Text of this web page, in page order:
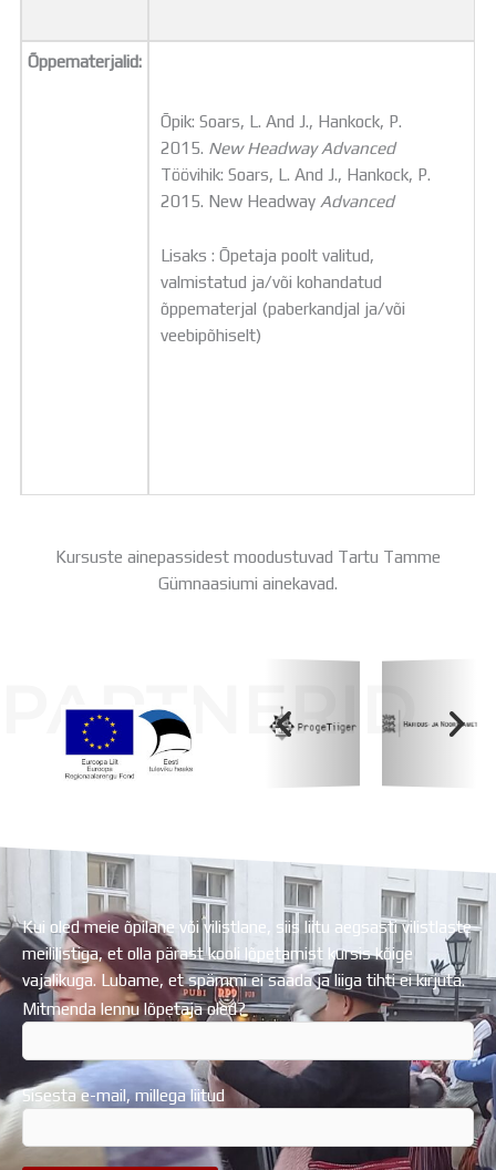
Õppematerjalid:
Õpik: Soars, L. And J., Hankock, P.
2015. New Headway Advanced
Töövihik: Soars, L. And J., Hankock, P.
2015. New Headway Advanced
Lisaks : ​Õpetaja poolt valitud,
valmistatud ja/või kohandatud
õppematerjal (paberkandjal ja/või
veebipõhiselt)
Kursuste ainepassidest moodustuvad Tartu Tamme
Gümnaasiumi ainekavad.
PARTNERID
Kui oled meie õpilane või vilistlane, siis liitu aegsasti vilistlaste
meililistiga, et olla pärast kooli lõpetamist kursis kõige
vajalikuga. Lubame, et spämmi ei saada ja liiga tihti ei kirjuta.
Mitmenda lennu lõpetaja oled?
Sisesta e-mail, millega liitud